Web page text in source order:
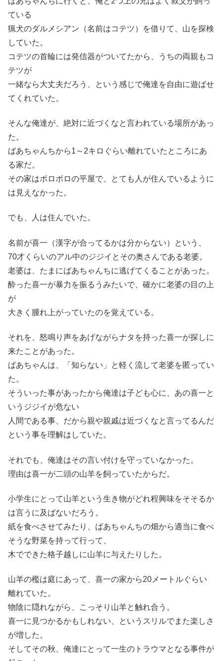
ている
猟犬のダルメシアン（名前はコテツ）を借りて、山を探検
していた。
コテツの首輪には発信器がついてたから、うちの両親もコ
テツが
一緒なら大丈夫だろう、という感じで俺達を自由に遊ばせ
てくれていた。
そんな俺達が、絶対に近づくなと言われている場所があっ
た。
ばあちゃんちから1～2キロぐらい離れていたところにあ
る家だ。
その家はボロボロの平屋で、とても人が住んでいるように
は見えなかった。
でも、人は住んでいた。
名前が喜一（漢字が合ってるかは分からない）という、
70才くらいのアル中のジジイとその奥さんである老婆。
老婆は、たまにばあちゃんちに逃げてくることがあった。
酔った喜一が暴力を振るうみたいで、確かに老婆の目の上
が
大きく腫れ上がっていたのを覚えている。
それを、怒鳴り声をあげながらナタを持った喜一が探しに
来たことがあった。
ばあちゃんは、「知らない」と軽く流して老婆を匿ってい
た。
そういった事があったから俺達は子ども心に、あの喜一と
いうジジイが危ない
人間である事、だから親や親戚は近づくなと言ってるんだ
という事を理解はしていた。
それでも、俺達はその言い付けを守っていなかった。
理由は喜一が二頭の山羊を飼っていたからだ。
小学生にとって山羊という生き物がどれ程興味をそそるか
は言うに及ばないだろう。
紙を食べさせてみたり、ばあちゃんちの畑から適当に食べ
そうな野菜を持って行って、
木でできた格子越しに山羊に与えたりした。
山羊の檻は庭にあって、喜一の家から20メートルぐらい
離れていた。
物陰に隠れながら、こっそり山羊と触れ合う。
喜一に見つかるかもしれない、というスリルでまた楽しさ
が増した。
そしてその秋、俺達にとって一生のトラウマとなる事件が